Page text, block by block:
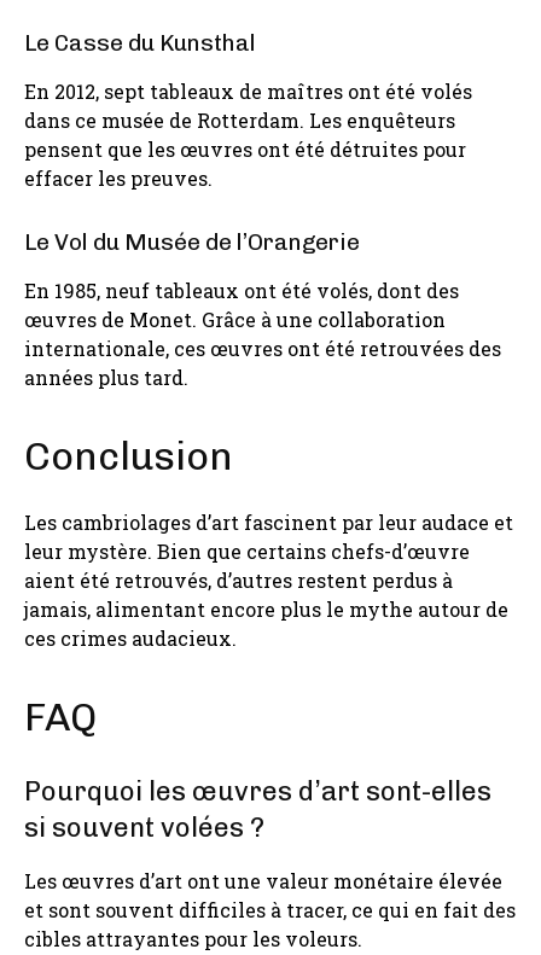
Le Casse du Kunsthal
En 2012, sept tableaux de maîtres ont été volés
dans ce musée de Rotterdam. Les enquêteurs
pensent que les œuvres ont été détruites pour
effacer les preuves.
Le Vol du Musée de l’Orangerie
En 1985, neuf tableaux ont été volés, dont des
œuvres de Monet. Grâce à une collaboration
internationale, ces œuvres ont été retrouvées des
années plus tard.
Conclusion
Les cambriolages d’art fascinent par leur audace et
leur mystère. Bien que certains chefs-d’œuvre
aient été retrouvés, d’autres restent perdus à
jamais, alimentant encore plus le mythe autour de
ces crimes audacieux.
FAQ
Pourquoi les œuvres d’art sont-elles
si souvent volées ?
Les œuvres d’art ont une valeur monétaire élevée
et sont souvent difficiles à tracer, ce qui en fait des
cibles attrayantes pour les voleurs.